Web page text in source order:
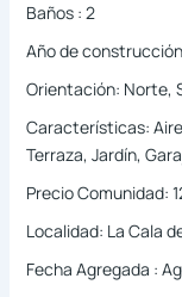
Baños : 2
Año de construcción
Orientación: Norte,
Características:
Terraza, Jardín,
Precio Comunidad:
Localidad: La Cala
Fecha Agregada :